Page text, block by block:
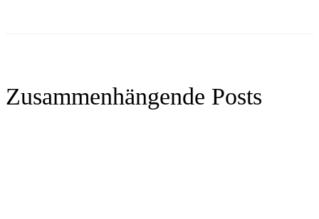
Zusammenhängende Posts